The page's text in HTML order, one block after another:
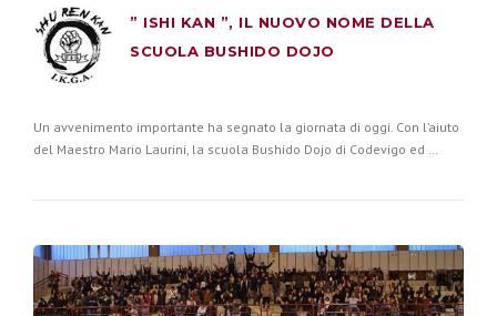
” ISHI KAN ”, IL NUOVO NOME DELLA
SCUOLA BUSHIDO DOJO
Un avvenimento importante ha segnato la giornata di oggi. Con l’aiuto
del Maestro Mario Laurini, la scuola Bushido Dojo di Codevigo ed …